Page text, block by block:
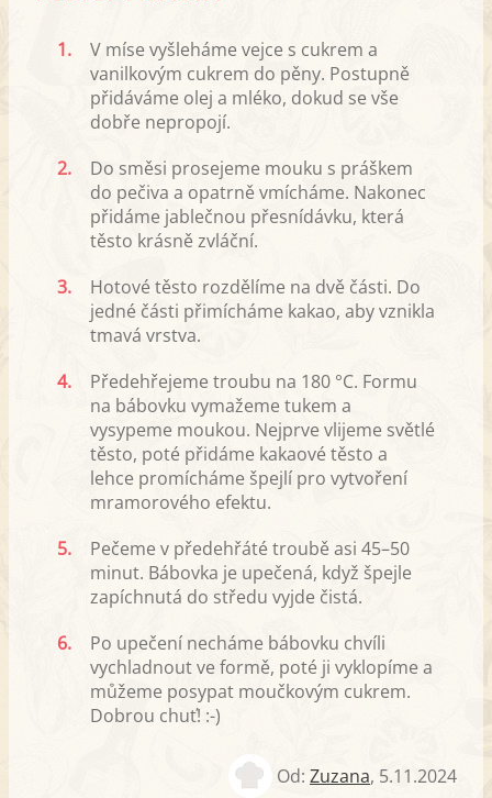
1.
V míse vyšleháme vejce s cukrem a
vanilkovým cukrem do pěny. Postupně
přidáváme olej a mléko, dokud se vše
dobře nepropojí.
2.
Do směsi prosejeme mouku s práškem
do pečiva a opatrně vmícháme. Nakonec
přidáme jablečnou přesnídávku, která
těsto krásně zvláční.
3.
Hotové těsto rozdělíme na dvě části. Do
jedné části přimícháme kakao, aby vznikla
tmavá vrstva.
4.
Předehřejeme troubu na 180 °C. Formu
na bábovku vymažeme tukem a
vysypeme moukou. Nejprve vlijeme světlé
těsto, poté přidáme kakaové těsto a
lehce promícháme špejlí pro vytvoření
mramorového efektu.
5.
Pečeme v předehřáté troubě asi 45–50
minut. Bábovka je upečená, když špejle
zapíchnutá do středu vyjde čistá.
6.
Po upečení necháme bábovku chvíli
vychladnout ve formě, poté ji vyklopíme a
můžeme posypat moučkovým cukrem.
Dobrou chuť! :-)
Od: Zuzana, 5.11.2024